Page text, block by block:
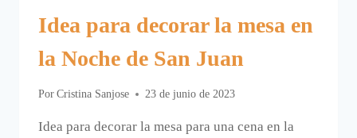
Idea para decorar la mesa en
la Noche de San Juan
Por Cristina Sanjose 23 de junio de 2023
Idea para decorar la mesa para una cena en la